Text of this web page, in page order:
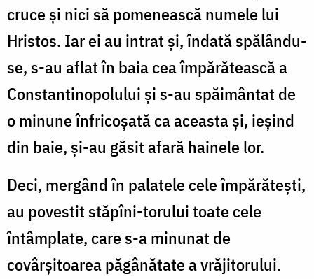
cruce și nici să pomenească numele lui
Hristos. Iar ei au intrat și, îndată spălându-
se, s-au aflat în baia cea împărătească a
Constantinopolului și s-au spăimântat de
o minune înfricoșată ca aceasta și, ieșind
din baie, și-au găsit afară hainele lor.
Deci, mergând în palatele cele împărătești,
au povestit stăpîni-torului toate cele
întâmplate, care s-a minunat de
covârșitoarea păgânătate a vrăjitorului.